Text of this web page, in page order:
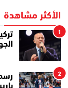
الأكثر مشاهدة
1
2